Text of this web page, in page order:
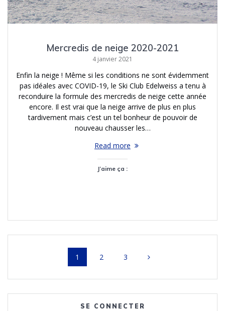
Mercredis de neige 2020-2021
4 janvier 2021
Enfin la neige ! Même si les conditions ne sont évidemment
pas idéales avec COVID-19, le Ski Club Edelweiss a tenu à
reconduire la formule des mercredis de neige cette année
encore. Il est vrai que la neige arrive de plus en plus
tardivement mais c’est un tel bonheur de pouvoir de
nouveau chausser les…
Read more
J’aime ça :
navigationPage
1 Page
2 Page
3
SE CONNECTER